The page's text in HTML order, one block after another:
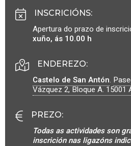
INSCRICIÓNS:
Apertura do prazo de
xuño, ás 10.00 h
ENDEREZO:
Castelo de San Antón.
Vázquez 2, Bloque A.15001
PREZO:
Todas as actividades son
inscrición nas ligazóns